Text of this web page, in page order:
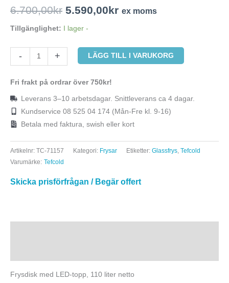
6.700,00kr 5.590,00kr ex moms
Tillgänglighet: I lager -
- + LÄGG TILL I VARUKORG
Fri frakt på ordrar över 750kr!
Leverans 3–10 arbetsdagar. Snittleverans ca 4 dagar.
Kundservice 08 525 04 174 (Mån-Fre kl. 9-16)
Betala med faktura, swish eller kort
Artikelnr: TC-71157 Kategori: Frysar Etiketter: Glassfrys Tefcold
Varumärke: Tefcold
Skicka prisförfrågan / Begär offert
Frysdisk med LED-topp, 110 liter netto